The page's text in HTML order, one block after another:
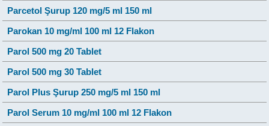
Parcetol Şurup 120 mg/5 ml 150 ml
Parokan 10 mg/ml 100 ml 12 Flakon
Parol 500 mg 20 Tablet
Parol 500 mg 30 Tablet
Parol Plus Şurup 250 mg/5 ml 150 ml
Parol Serum 10 mg/ml 100 ml 12 Flakon